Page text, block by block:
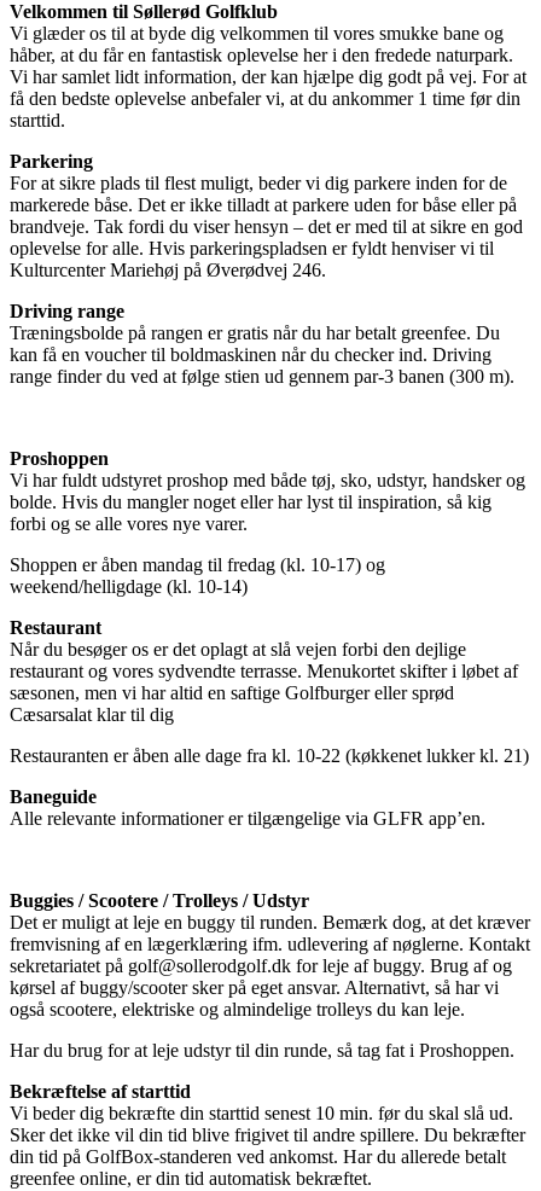
Velkommen til Søllerød Golfklub
Vi glæder os til at byde dig velkommen til vores smukke bane og
håber, at du får en fantastisk oplevelse her i den fredede naturpark.
Vi har samlet lidt information, der kan hjælpe dig godt på vej. For at
få den bedste oplevelse anbefaler vi, at du ankommer 1 time før din
starttid.
Parkering
For at sikre plads til flest muligt, beder vi dig parkere inden for de
markerede båse. Det er ikke tilladt at parkere uden for båse eller på
brandveje. Tak fordi du viser hensyn – det er med til at sikre en god
oplevelse for alle. Hvis parkeringspladsen er fyldt henviser vi til
Kulturcenter Mariehøj på Øverødvej 246.
Driving range
Træningsbolde på rangen er gratis når du har betalt greenfee. Du
kan få en voucher til boldmaskinen når du checker ind. Driving
range finder du ved at følge stien ud gennem par-3 banen (300 m).
Proshoppen
Vi har fuldt udstyret proshop med både tøj, sko, udstyr, handsker og
bolde. Hvis du mangler noget eller har lyst til inspiration, så kig
forbi og se alle vores nye varer.
Shoppen er åben mandag til fredag (kl. 10-17) og
weekend/helligdage (kl. 10-14)
Restaurant
Når du besøger os er det oplagt at slå vejen forbi den dejlige
restaurant og vores sydvendte terrasse. Menukortet skifter i løbet af
sæsonen, men vi har altid en saftige Golfburger eller sprød
Cæsarsalat klar til dig
Restauranten er åben alle dage fra kl. 10-22 (køkkenet lukker kl. 21)
Baneguide
Alle relevante informationer er tilgængelige via GLFR app’en.
Buggies / Scootere / Trolleys / Udstyr
Det er muligt at leje en buggy til runden. Bemærk dog, at det kræver
fremvisning af en lægerklæring ifm. udlevering af nøglerne. Kontakt
sekretariatet på golf@sollerodgolf.dk for leje af buggy. Brug af og
kørsel af buggy/scooter sker på eget ansvar. Alternativt, så har vi
også scootere, elektriske og almindelige trolleys du kan leje.
Har du brug for at leje udstyr til din runde, så tag fat i Proshoppen.
Bekræftelse af starttid
Vi beder dig bekræfte din starttid senest 10 min. før du skal slå ud.
Sker det ikke vil din tid blive frigivet til andre spillere. Du bekræfter
din tid på GolfBox-standeren ved ankomst. Har du allerede betalt
greenfee online, er din tid automatisk bekræftet.